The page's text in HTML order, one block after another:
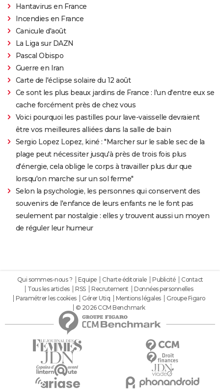
Hantavirus en France
Incendies en France
Canicule d'août
La Liga sur DAZN
Pascal Obispo
Guerre en Iran
Carte de l'éclipse solaire du 12 août
Ce sont les plus beaux jardins de France : l'un d'entre eux se
cache forcément près de chez vous
Voici pourquoi les pastilles pour lave-vaisselle devraient
être vos meilleures alliées dans la salle de bain
Sergio Lopez Lopez, kiné : "Marcher sur le sable sec de la
plage peut nécessiter jusqu'à près de trois fois plus
d'énergie, cela oblige le corps à travailler plus dur que
lorsqu'on marche sur un sol ferme"
Selon la psychologie, les personnes qui conservent des
souvenirs de l'enfance de leurs enfants ne le font pas
seulement par nostalgie : elles y trouvent aussi un moyen
de réguler leur humeur
Qui sommes-nous ? Equipe Charte éditoriale Publicité
Contact
Tous les articles
RSS Recrutement
Données personnelles
Paramétrer les cookies
Gérer Utiq Mentions légales
Groupe Figaro
© 2026 CCM Benchmark